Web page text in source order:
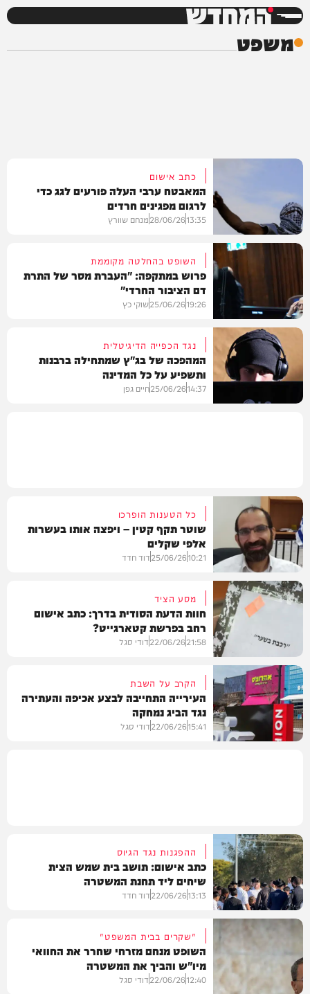
המחדש
משפט
כתב אישום
המאבטח ערבי העלה פורעים לגג כדי
לרגום מפגינים חרדים
13:35
28/06/26מנחם שוורץ
חדשות
השופט בהחלטה מקוממת
פרוש במתקפה: "העברת מסר של התרת
דם הציבור החרדי"
19:26
25/06/26שוקי כץ
נגד הכפייה הדיגיטלית
המהפכה של בג"ץ שמתחילה ברבנות
ותשפיע על כל המדינה
14:37
25/06/26חיים גפן
כל הטענות הופרכו
שוטר תקף קטין – ויפצה אותו בעשרות
אלפי שקלים
10:21
25/06/26דוד חדד
חדשות
מסע הציד
חוות הדעת הסודית בדרך: כתב אישום
רחב בפרשת קטארגייט?
21:58
22/06/26דודי סגל
הקרב על השבת
העירייה התחייבה לבצע אכיפה והעתירה
נגד הביג נמחקה
15:41
22/06/26דודי סגל
חדשות
ההפגנות נגד הגיוס
כתב אישום: תושב בית שמש הצית
שיחים ליד תחנת המשטרה
13:13
22/06/26דוד חדד
"שקרים בבית המשפט"
השופט מנחם מזרחי שחרר את החוואי
מיו"ש והביך את המשטרה
12:40
22/06/26דודי סגל